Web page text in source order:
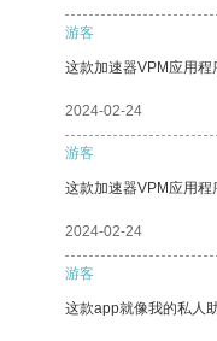
游客
这款加速器VPM应用程
2024-02-24
游客
这款加速器VPM应用程
2024-02-24
游客
这款app就像我的私人